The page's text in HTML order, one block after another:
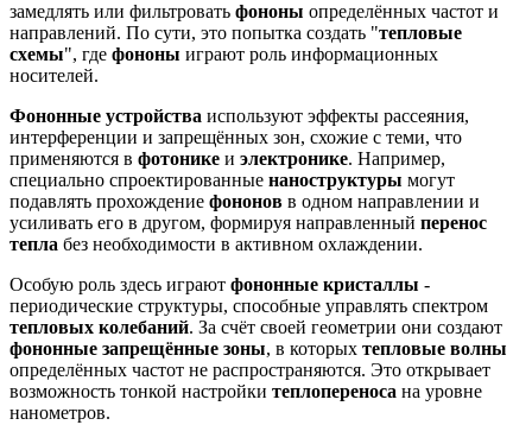
замедлять или фильтровать фононы определённых частот и
направлений. По сути, это попытка создать "тепловые
схемы", где фононы играют роль информационных
носителей.
Фононные устройства используют эффекты рассеяния,
интерференции и запрещённых зон, схожие с теми, что
применяются в фотонике и электронике. Например,
специально спроектированные наноструктуры могут
подавлять прохождение фононов в одном направлении и
усиливать его в другом, формируя направленный перенос
тепла без необходимости в активном охлаждении.
Особую роль здесь играют фононные кристаллы -
периодические структуры, способные управлять спектром
тепловых колебаний. За счёт своей геометрии они создают
фононные запрещённые зоны, в которых тепловые волны
определённых частот не распространяются. Это открывает
возможность тонкой настройки теплопереноса на уровне
нанометров.